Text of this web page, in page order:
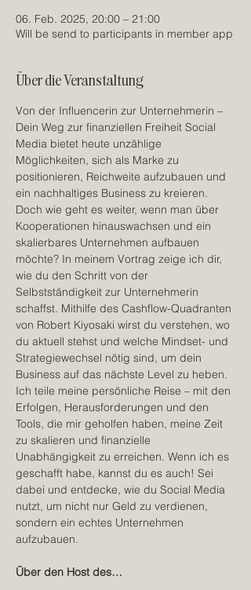
06. Feb. 2025, 20:00 – 21:00
Will be send to participants in member app
Über die Veranstaltung
Von der Influencerin zur Unternehmerin –
Dein Weg zur finanziellen Freiheit Social
Media bietet heute unzählige
Möglichkeiten, sich als Marke zu
positionieren, Reichweite aufzubauen und
ein nachhaltiges Business zu kreieren.
Doch wie geht es weiter, wenn man über
Kooperationen hinauswachsen und ein
skalierbares Unternehmen aufbauen
möchte? In meinem Vortrag zeige ich dir,
wie du den Schritt von der
Selbstständigkeit zur Unternehmerin
schaffst. Mithilfe des Cashflow-Quadranten
von Robert Kiyosaki wirst du verstehen, wo
du aktuell stehst und welche Mindset- und
Strategiewechsel nötig sind, um dein
Business auf das nächste Level zu heben.
Ich teile meine persönliche Reise – mit den
Erfolgen, Herausforderungen und den
Tools, die mir geholfen haben, meine Zeit
zu skalieren und finanzielle
Unabhängigkeit zu erreichen. Wenn ich es
geschafft habe, kannst du es auch! Sei
dabei und entdecke, wie du Social Media
nutzt, um nicht nur Geld zu verdienen,
sondern ein echtes Unternehmen
aufzubauen.
Über den Host des…